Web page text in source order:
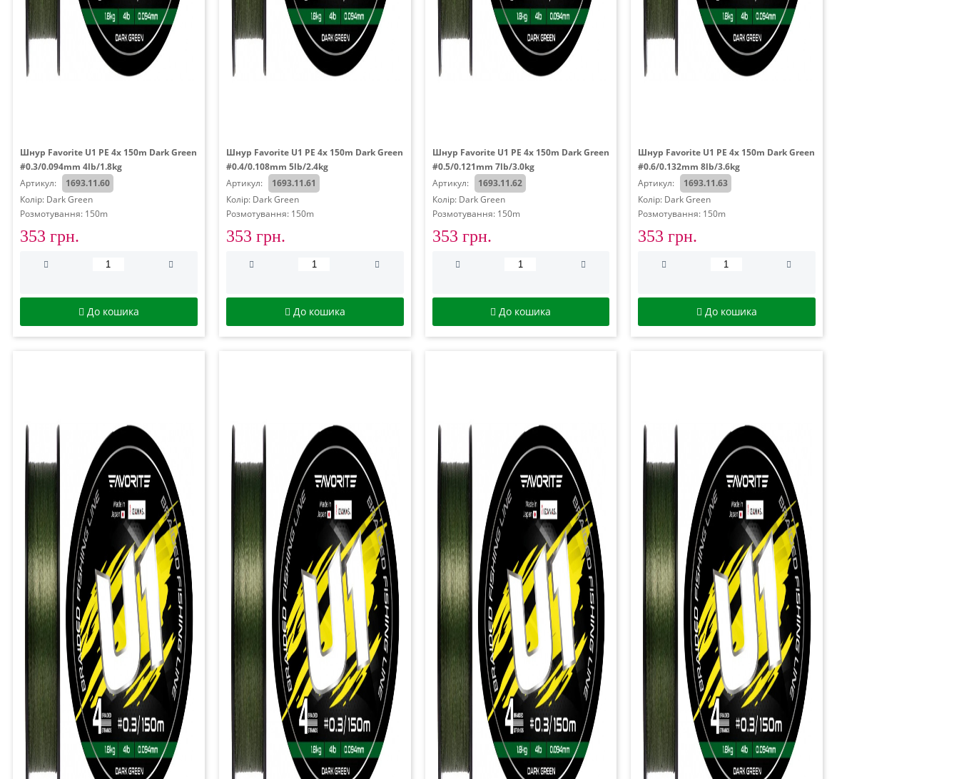
Шнур Favorite U1 PE 4x 150m Dark Green
#0.3/0.094mm 4lb/1.8kg
Артикул:
1693.11.60
Колір: Dark Green
Розмотування: 150m
353 грн.
До кошика
Шнур Favorite U1 PE 4x 150m Dark Green
#0.4/0.108mm 5lb/2.4kg
Артикул:
1693.11.61
Колір: Dark Green
Розмотування: 150m
353 грн.
До кошика
Шнур Favorite U1 PE 4x 150m Dark Green
#0.5/0.121mm 7lb/3.0kg
Артикул:
1693.11.62
Колір: Dark Green
Розмотування: 150m
353 грн.
До кошика
Шнур Favorite U1 PE 4x 150m Dark Green
#0.6/0.132mm 8lb/3.6kg
Артикул:
1693.11.63
Колір: Dark Green
Розмотування: 150m
353 грн.
До кошика